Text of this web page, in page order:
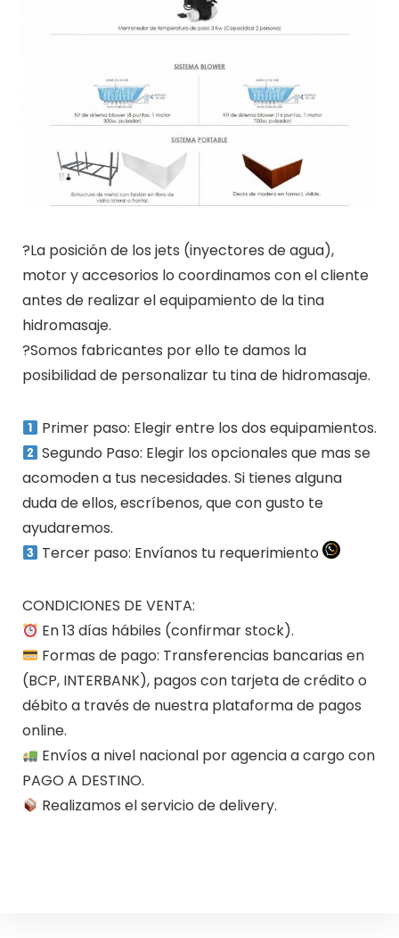
?La posición de los jets (inyectores de agua),
motor y accesorios lo coordinamos con el cliente
antes de realizar el equipamiento de la tina
hidromasaje.
?Somos fabricantes por ello te damos la
posibilidad de personalizar tu tina de hidromasaje.
Primer paso: Elegir entre los dos equipamientos.
Segundo Paso: Elegir los opcionales que mas se
acomoden a tus necesidades. Si tienes alguna
duda de ellos, escríbenos, que con gusto te
ayudaremos.
Tercer paso: Envíanos tu requerimiento
CONDICIONES DE VENTA:
En 13 días hábiles (confirmar stock).
Formas de pago: Transferencias bancarias en
(BCP, INTERBANK), pagos con tarjeta de crédito o
débito a través de nuestra plataforma de pagos
online.
Envíos a nivel nacional por agencia a cargo con
PAGO A DESTINO.
Realizamos el servicio de delivery.